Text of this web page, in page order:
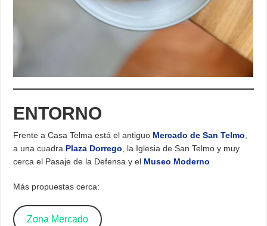
ENTORNO
Frente a Casa Telma está el antiguo Mercado de San Telmo
a una cuadra Plaza Dorrego , la Iglesia de San Telmo y muy
cerca el Pasaje de la Defensa y el Museo Moderno
Más propuestas cerca:
Zona Mercado